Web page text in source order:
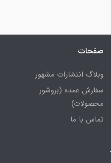
صفحات
وبلاگ انتشارات مشهور
سفارش عمده (بروشور
محصولات)
تماس با ما